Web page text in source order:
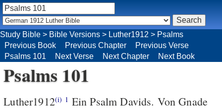
Study Bible > Bible Versions > Luther1912 > Psalms
Previous Book
Previous Chapter
Previous Verse
Psalms 101
Next Verse Next Chapter Next Book
Psalms 101
Luther1912(i) 1 Ein Psalm Davids. Von Gnade